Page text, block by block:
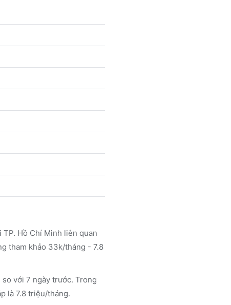
Hồ Chí Minh liên quan
tham khảo 33k/tháng - 7.8
với 7 ngày trước. Trong
là 7.8 triệu/tháng.